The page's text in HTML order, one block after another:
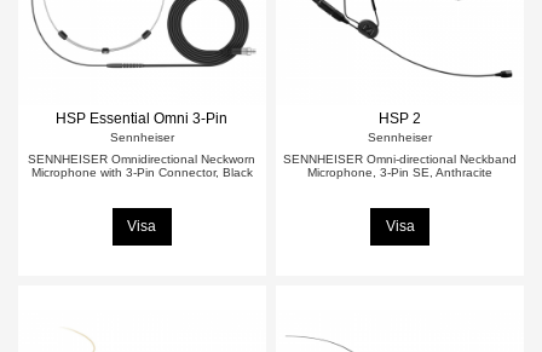
HSP Essential Omni 3-Pin
Sennheiser
SENNHEISER Omnidirectional Neckworn
Microphone with 3-Pin Connector, Black
Visa
HSP 2
Sennheiser
SENNHEISER Omni-directional Neckband
Microphone, 3-Pin SE, Anthracite
Visa